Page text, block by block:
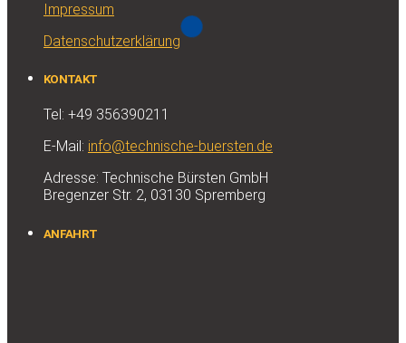
Impressum
Datenschutzerklärung
KONTAKT
Tel: +49 356390211
E-Mail: info@technische-buersten.de
Adresse: Technische Bürsten GmbH
Bregenzer Str. 2, 03130 Spremberg
ANFAHRT